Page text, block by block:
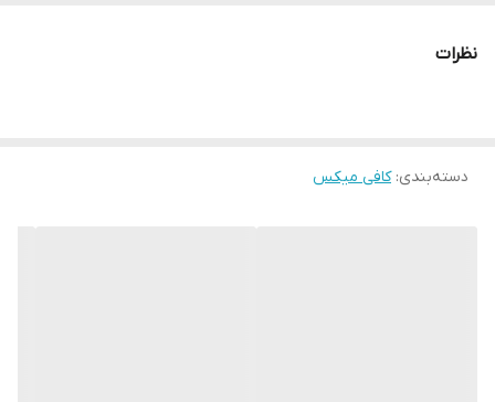
نظرات
دسته‌بندی:کافی میکس